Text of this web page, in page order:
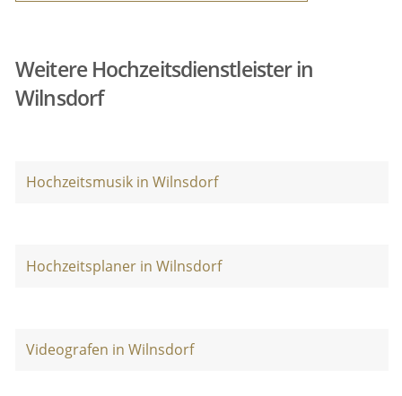
Weitere Hochzeitsdienstleister in
Wilnsdorf
Hochzeitsmusik in Wilnsdorf
Hochzeitsplaner in Wilnsdorf
Videografen in Wilnsdorf